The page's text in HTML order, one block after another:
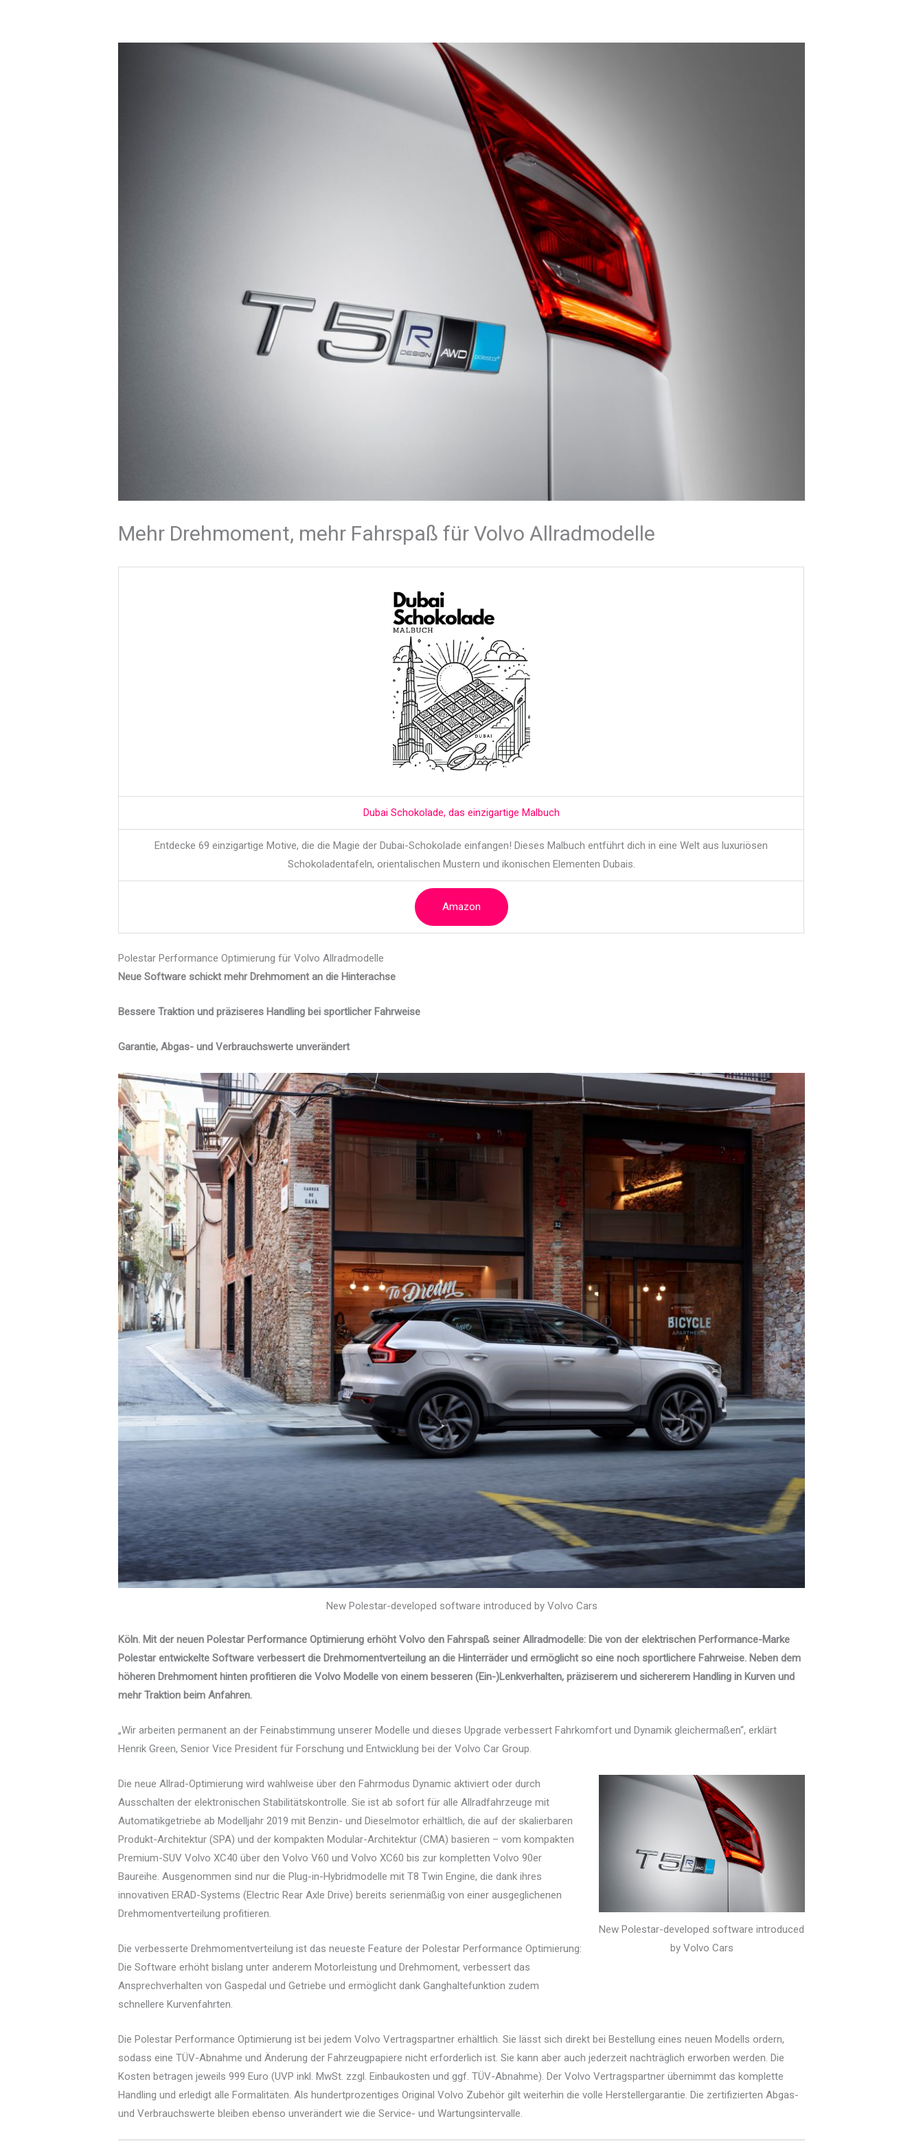
Mehr Drehmoment, mehr Fahrspaß für Volvo Allradmodelle
Dubai Schokolade, das einzigartige Malbuch
Entdecke 69 einzigartige Motive, die die Magie der Dubai-Schokolade einfangen! Dieses Malbuch entführt dich in eine Welt aus luxuriösen
Schokoladentafeln, orientalischen Mustern und ikonischen Elementen Dubais.
Amazon
Polestar Performance Optimierung für Volvo Allradmodelle
Neue Software schickt mehr Drehmoment an die Hinterachse
Bessere Traktion und präziseres Handling bei sportlicher Fahrweise
Garantie, Abgas- und Verbrauchswerte unverändert
New Polestar-developed software introduced by Volvo Cars
Köln. Mit der neuen Polestar Performance Optimierung erhöht Volvo den Fahrspaß seiner Allradmodelle: Die von der elektrischen Performance-Marke
Polestar entwickelte Software verbessert die Drehmomentverteilung an die Hinterräder und ermöglicht so eine noch sportlichere Fahrweise. Neben dem
höheren Drehmoment hinten profitieren die Volvo Modelle von einem besseren (Ein-)Lenkverhalten, präziserem und sichererem Handling in Kurven und
mehr Traktion beim Anfahren.
„Wir arbeiten permanent an der Feinabstimmung unserer Modelle und dieses Upgrade verbessert Fahrkomfort und Dynamik gleichermaßen“, erklärt
Henrik Green, Senior Vice President für Forschung und Entwicklung bei der Volvo Car Group.
New Polestar-developed software introduced
by Volvo Cars
Die neue Allrad-Optimierung wird wahlweise über den Fahrmodus Dynamic aktiviert oder durch
Ausschalten der elektronischen Stabilitätskontrolle. Sie ist ab sofort für alle Allradfahrzeuge mit
Automatikgetriebe ab Modelljahr 2019 mit Benzin- und Dieselmotor erhältlich, die auf der skalierbaren
Produkt-Architektur (SPA) und der kompakten Modular-Architektur (CMA) basieren – vom kompakten
Premium-SUV Volvo XC40 über den Volvo V60 und Volvo XC60 bis zur kompletten Volvo 90er
Baureihe. Ausgenommen sind nur die Plug-in-Hybridmodelle mit T8 Twin Engine, die dank ihres
innovativen ERAD-Systems (Electric Rear Axle Drive) bereits serienmäßig von einer ausgeglichenen
Drehmomentverteilung profitieren.
Die verbesserte Drehmomentverteilung ist das neueste Feature der Polestar Performance Optimierung:
Die Software erhöht bislang unter anderem Motorleistung und Drehmoment, verbessert das
Ansprechverhalten von Gaspedal und Getriebe und ermöglicht dank Ganghaltefunktion zudem
schnellere Kurvenfahrten.
Die Polestar Performance Optimierung ist bei jedem Volvo Vertragspartner erhältlich. Sie lässt sich direkt bei Bestellung eines neuen Modells ordern,
sodass eine TÜV-Abnahme und Änderung der Fahrzeugpapiere nicht erforderlich ist. Sie kann aber auch jederzeit nachträglich erworben werden. Die
Kosten betragen jeweils 999 Euro (UVP inkl. MwSt. zzgl. Einbaukosten und ggf. TÜV-Abnahme). Der Volvo Vertragspartner übernimmt das komplette
Handling und erledigt alle Formalitäten. Als hundertprozentiges Original Volvo Zubehör gilt weiterhin die volle Herstellergarantie. Die zertifizierten Abgas-
und Verbrauchswerte bleiben ebenso unverändert wie die Service- und Wartungsintervalle.